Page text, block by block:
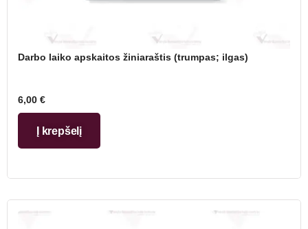
Darbo laiko apskaitos žiniaraštis (trumpas; ilgas)
6,00 €
Į krepšelį